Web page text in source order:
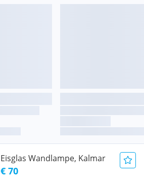
Eisglas Wandlampe, Kalmar
€ 70